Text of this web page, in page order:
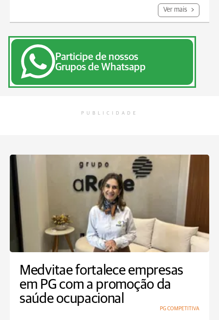
Ver mais
Participe de nossos
Grupos de Whatsapp
PUBLICIDADE
Medvitae fortalece empresas
em PG com a promoção da
saúde ocupacional
PG COMPETITIVA